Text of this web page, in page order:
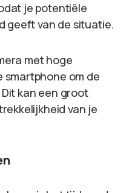
je potentiële
geeft van de situatie.
met hoge
om de
kan een groot
van je